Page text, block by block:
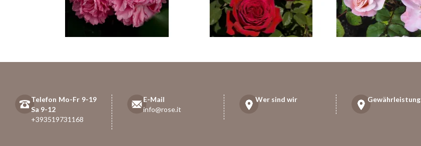
Telefon Mo-Fr 9-19
Sa 9-12
+393519731168
E-Mail
info@rose.it
Wer sind wir Gewährleistung